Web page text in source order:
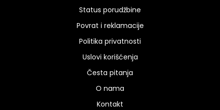
Status porudžbine
Povrat i reklamacije
Politika privatnosti
Uslovi korišćenja
Česta pitanja
O nama
Kontakt